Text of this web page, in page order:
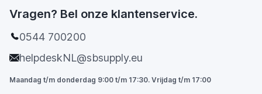
Vragen? Bel onze klantenservice.
0544 700200
helpdeskNL@sbsupply.eu
Maandag t/m donderdag 9:00 t/m 17:30. Vrijdag t/m 17:00